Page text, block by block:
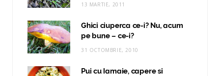
13 MARTIE, 2011
Ghici ciuperca ce-i? Nu, acum
pe bune – ce-i?
31 OCTOMBRIE, 2010
Pui cu lamaie, capere si